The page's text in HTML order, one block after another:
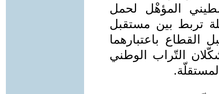
المؤهْل لحمل
تربط بين مستقبل
باعتبارهما
التّراب الوطني